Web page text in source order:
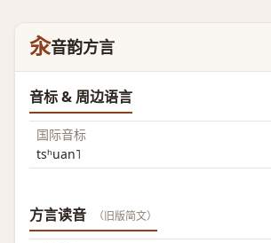
汆音韵方言
音标 & 周边语言
国际音标
tsʰuan˥
方言读音 （旧版简文）